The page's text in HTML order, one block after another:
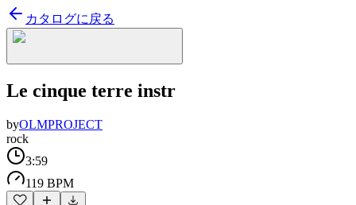
カタログに戻る
Le cinque terre instr
byOLMPROJECT
rock
3:59
119 BPM